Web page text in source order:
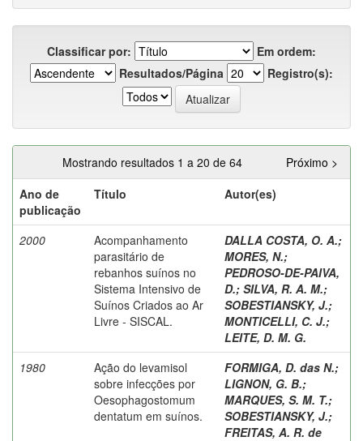
Classificar por:
Em ordem:
Resultados/Página
Registro(s):
Mostrando resultados 1 a 20 de 64
Próximo >
Ano de
publicação
Título Autor(es)
2000
Acompanhamento
parasitário de
rebanhos suínos no
Sistema Intensivo de
Suínos Criados ao Ar
Livre - SISCAL.
DALLA COSTA, O. A.;
MORES, N.;
PEDROSO-DE-PAIVA,
D.; SILVA, R. A. M.;
SOBESTIANSKY, J.;
MONTICELLI, C. J.;
LEITE, D. M. G.
1980
Ação do levamisol
sobre infecções por
Oesophagostomum
dentatum em suínos.
FORMIGA, D. das N.;
LIGNON, G. B.;
MARQUES, S. M. T.;
SOBESTIANSKY, J.;
FREITAS, A. R. de